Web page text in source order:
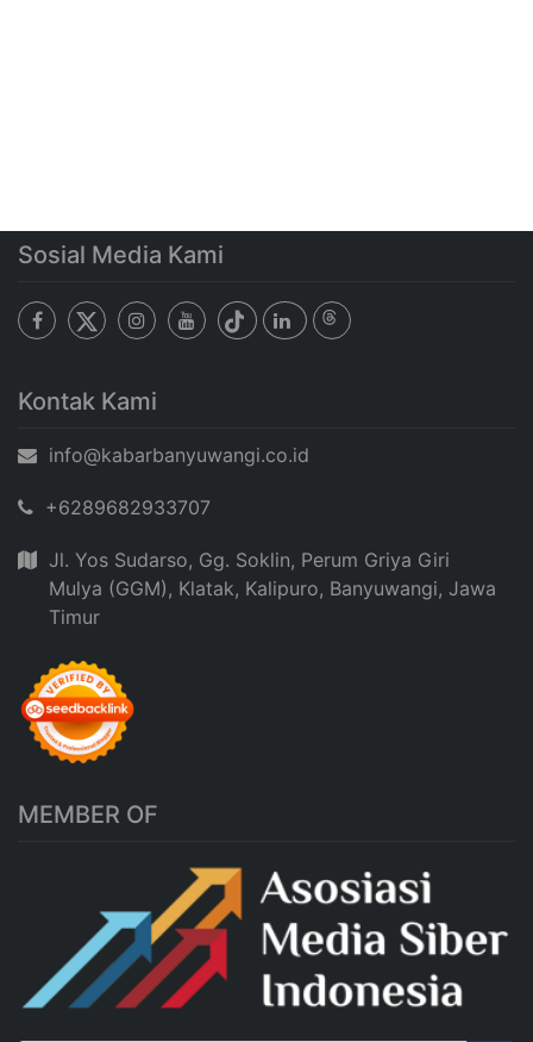
Sosial Media Kami
Kontak Kami
info@kabarbanyuwangi.co.id
+6289682933707
Jl. Yos Sudarso, Gg. Soklin, Perum Griya Giri
Mulya (GGM), Klatak, Kalipuro, Banyuwangi, Jawa
Timur
MEMBER OF